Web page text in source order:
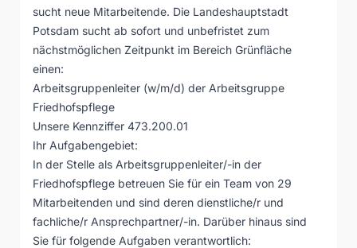
sucht neue Mitarbeitende. Die Landeshauptstadt
Potsdam sucht ab sofort und unbefristet zum
nächstmöglichen Zeitpunkt im Bereich Grünfläche
einen:
Arbeitsgruppenleiter (w/m/d) der Arbeitsgruppe
Friedhofspflege
Unsere Kennziffer 473.200.01
Ihr Aufgabengebiet:
In der Stelle als Arbeitsgruppenleiter/-in der
Friedhofspflege betreuen Sie für ein Team von 29
Mitarbeitenden und sind deren dienstliche/r und
fachliche/r Ansprechpartner/-in. Darüber hinaus sind
Sie für folgende Aufgaben verantwortlich: